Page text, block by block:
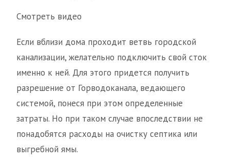
Смотреть видео
Если вблизи дома проходит ветвь городской
канализации, желательно подключить свой сток
именно к ней. Для этого придется получить
разрешение от Горводоканала, ведающего
системой, понеся при этом определенные
затраты. Но при таком случае впоследствии не
понадобятся расходы на очистку септика или
выгребной ямы.